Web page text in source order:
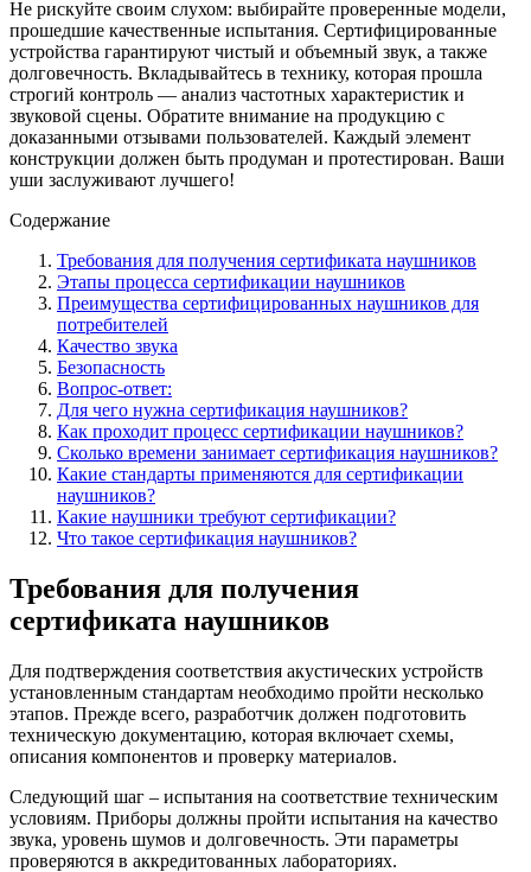
Не рискуйте своим слухом: выбирайте проверенные модели,
прошедшие качественные испытания. Сертифицированные
устройства гарантируют чистый и объемный звук, а также
долговечность. Вкладывайтесь в технику, которая прошла
строгий контроль — анализ частотных характеристик и
звуковой сцены. Обратите внимание на продукцию с
доказанными отзывами пользователей. Каждый элемент
конструкции должен быть продуман и протестирован. Ваши
уши заслуживают лучшего!
Содержание
Требования для получения сертификата наушников
Этапы процесса сертификации наушников
Преимущества сертифицированных наушников для
потребителей
Качество звука
Безопасность
Вопрос-ответ:
Для чего нужна сертификация наушников?
Как проходит процесс сертификации наушников?
Сколько времени занимает сертификация наушников?
Какие стандарты применяются для сертификации
наушников?
Какие наушники требуют сертификации?
Что такое сертификация наушников?
Требования для получения
сертификата наушников
Для подтверждения соответствия акустических устройств
установленным стандартам необходимо пройти несколько
этапов. Прежде всего, разработчик должен подготовить
техническую документацию, которая включает схемы,
описания компонентов и проверку материалов.
Следующий шаг – испытания на соответствие техническим
условиям. Приборы должны пройти испытания на качество
звука, уровень шумов и долговечность. Эти параметры
проверяются в аккредитованных лабораториях.